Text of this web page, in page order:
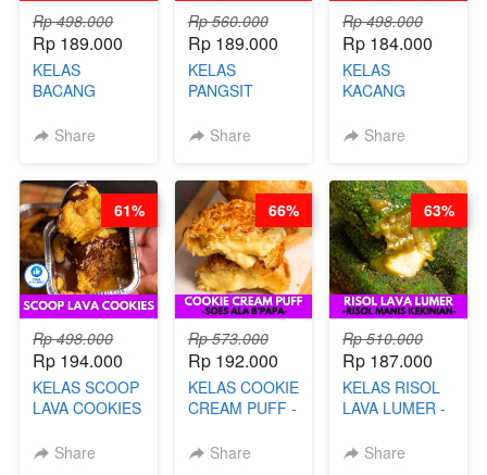
Rp 498.000
Rp 189.000
KELAS
BACANG
PREMIUM
Share
Rp 560.000
Rp 189.000
KELAS
PANGSIT
LENGKAP
PANGSIT -BY
CHEF DITA
Share
Rp 498.000
Rp 184.000
KELAS
KACANG
KACANG
Share
Rp 498.000
Rp 194.000
KELAS SCOOP
LAVA COOKIES
Share
61%
Rp 573.000
Rp 192.000
KELAS COOKIE
CREAM PUFF -
B’PAPA-BY
Share
66%
Rp 510.000
Rp 187.000
KELAS RISOL
LAVA LUMER -
KEKINIAN-BY
Share
63%